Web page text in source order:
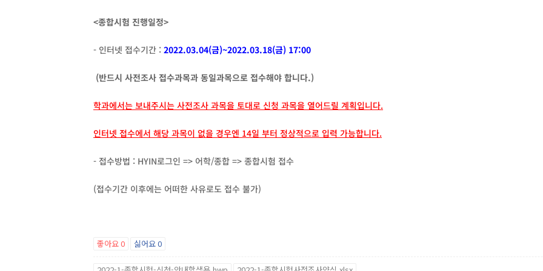
<종합시험 진행일정>
- 인터넷 접수기간 : 2022.03.04(금)~2022.03.18(금) 17:00
(반드시 사전조사 접수과목과 동일과목으로 접수해야 합니다.)
학과에서는 보내주시는 사전조사 과목을 토대로 신청 과목을 열어드릴 계획입니다.
인터넷 접수에서 해당 과목이 없을 경우엔 14일 부터 정상적으로 입력 가능합니다.
- 접수방법 : HYIN로그인 => 어학/종합 => 종합시험 접수
(접수기간 이후에는 어떠한 사유로도 접수 불가)
좋아요0 싫어요0